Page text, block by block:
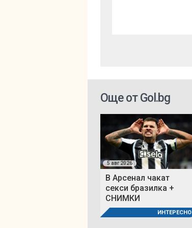
Още от Gol.bg
5 авг 2026
В Арсенал чакат
секси бразилка +
СНИМКИ
ИНТЕРЕСНО